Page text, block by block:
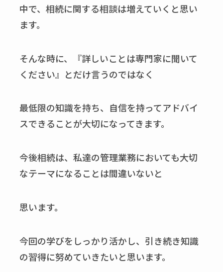
中で、相続に関する相談は増えていくと思い
ます。
そんな時に、『詳しいことは専門家に聞いて
ください』とだけ言うのではなく
最低限の知識を持ち、自信を持ってアドバイ
スできることが大切になってきます。
今後相続は、私達の管理業務においても大切
なテーマになることは間違いないと
思います。
今回の学びをしっかり活かし、引き続き知識
の習得に努めていきたいと思います。